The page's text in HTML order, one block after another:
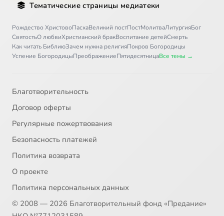
Тематические страницы медиатеки
Рождество ХристовоПасхаВеликий постПостМолитваЛитургияБог
СвятостьО любвиХристианский бракВоспитание детейСмерть
Как читать БиблиюЗачем нужна религияПокров Богородицы
Успение БогородицыПреображениеПятидесятницаВсе темы →
Благотворительность
Договор оферты
Регулярные пожертвования
Безопасность платежей
Политика возврата
О проекте
Политика персональных данных
© 2008 — 2026 Благотворительный фонд «Предание»